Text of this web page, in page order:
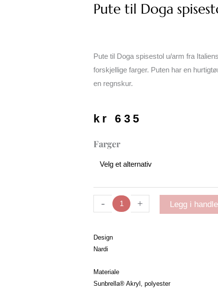
Pute til Doga
Pute til Doga spisestol u/arm fra
forskjellige farger. Puten har en
en regnskur.
kr 635
Farger
-
Pute
Doga
u/arm
+ Legg i
Design
Nardi
Materiale
Sunbrella® Akryl, polyester